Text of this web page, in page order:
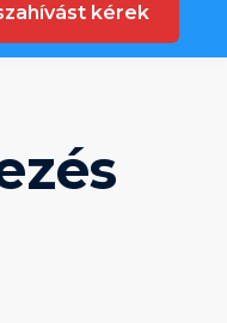
kérek